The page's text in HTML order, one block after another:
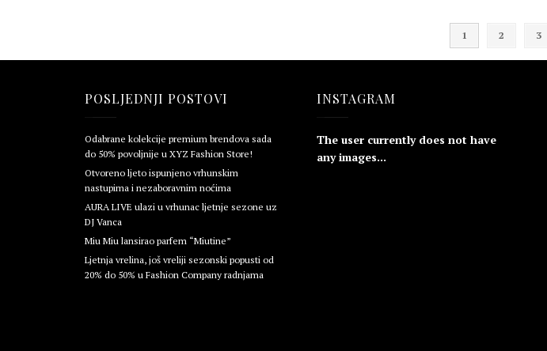
1 2 3
POSLJEDNJI POSTOVI
Odabrane kolekcije premium brendova sada
do 50% povoljnije u XYZ Fashion Store!
Otvoreno ljeto ispunjeno vrhunskim
nastupima i nezaboravnim noćima
AURA LIVE ulazi u vrhunac ljetnje sezone uz
DJ Vanca
Miu Miu lansirao parfem “Miutine”
Ljetnja vrelina, još vreliji sezonski popusti od
20% do 50% u Fashion Company radnjama
INSTAGRAM
The user currently does not have
any images...